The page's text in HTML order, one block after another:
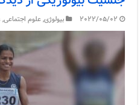
2022/05/02 بیولوژی,علوم اجتماعی,